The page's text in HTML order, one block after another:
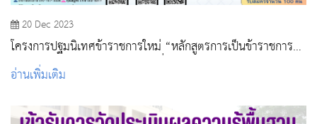
20 Dec 2023
โครงการปฐมนิเทศข้าราชการใหม่ “หลักสูตรการเป็นข้าราชการที่
ดี” ของหน่วยงานสาธารณสุข รุ่นที่ 2 /2567
อ่านเพิ่มเติม